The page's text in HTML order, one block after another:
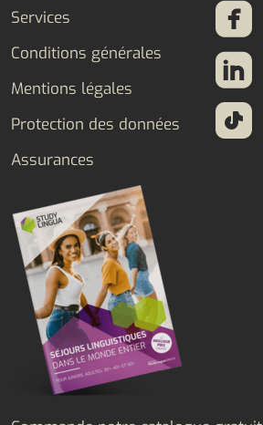
Services
Conditions générales
Mentions légales
Protection des données
Assurances